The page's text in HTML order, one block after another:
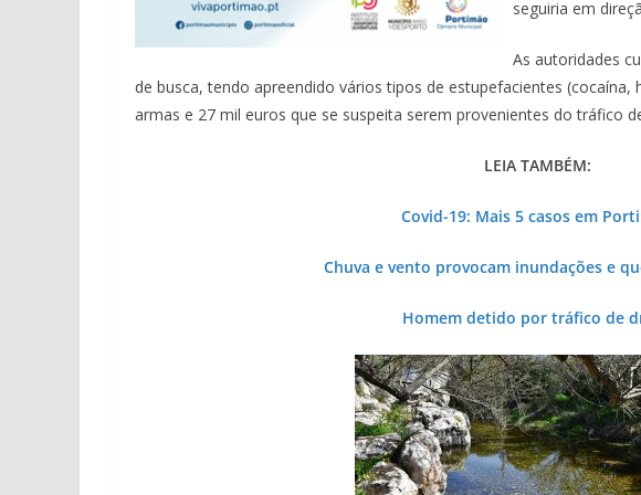
seguiria em
As autoridades
de busca, tendo apreendido vários tipos de estupefacientes (cocaína,
armas e 27 mil euros que se suspeita serem provenientes do tráfico
LEIA TAMBÉM:
Covid-19: Mais 5 casos em
Chuva e vento provocam inundações e
Homem detido por tráfico de